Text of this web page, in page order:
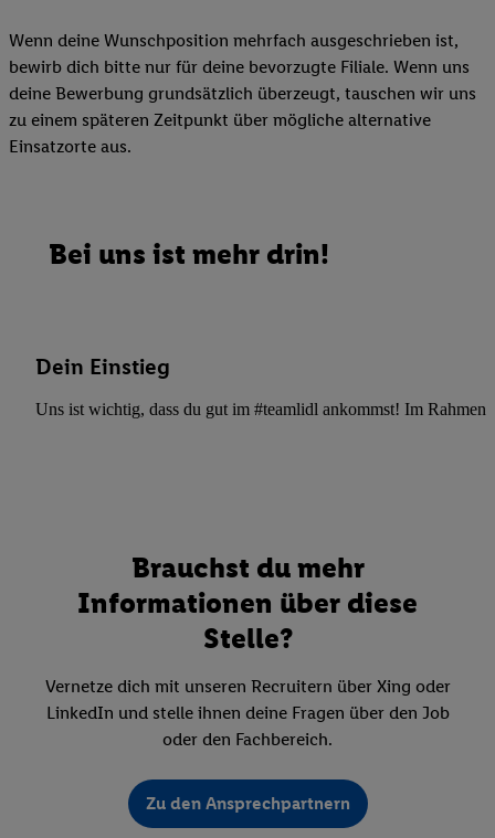
Wenn deine Wunschposition mehrfach ausgeschrieben ist,
bewirb dich bitte nur für deine bevorzugte Filiale. Wenn uns
deine Bewerbung grundsätzlich überzeugt, tauschen wir uns
zu einem späteren Zeitpunkt über mögliche alternative
Einsatzorte aus.
Bei uns ist mehr drin!
Dein Einstieg
Uns ist wichtig, dass du gut im #teamlidl ankommst! Im Rahmen
Brauchst du mehr
Informationen über diese
Stelle?
Vernetze dich mit unseren Recruitern über Xing oder
LinkedIn und stelle ihnen deine Fragen über den Job
oder den Fachbereich.
Zu den Ansprechpartnern